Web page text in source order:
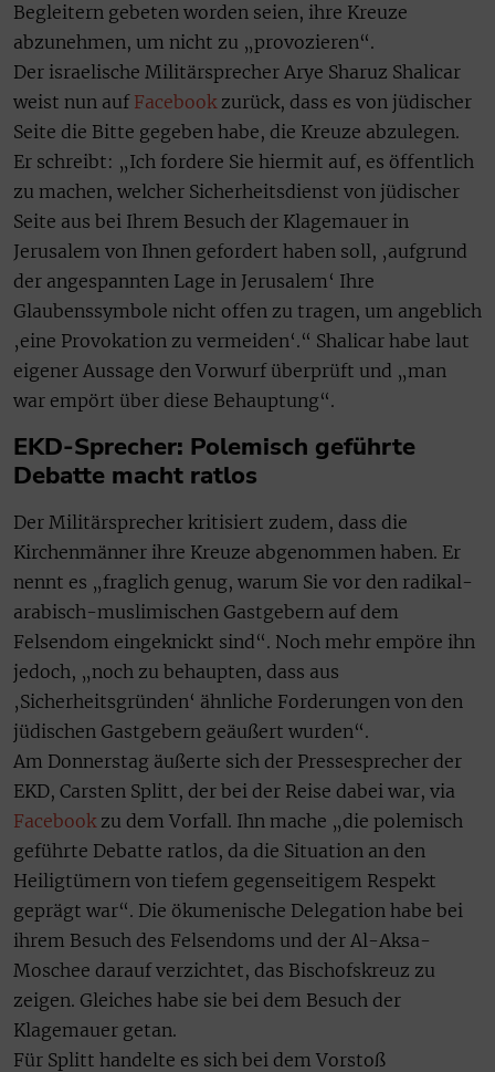
Begleitern gebeten worden seien, ihre Kreuze
abzunehmen, um nicht zu „provozieren“.
Der israelische Militärsprecher Arye Sharuz Shalicar
weist nun auf Facebookzurück, dass es von jüdischer
Seite die Bitte gegeben habe, die Kreuze abzulegen.
Er schreibt: „Ich fordere Sie hiermit auf, es öffentlich
zu machen, welcher Sicherheitsdienst von jüdischer
Seite aus bei Ihrem Besuch der Klagemauer in
Jerusalem von Ihnen gefordert haben soll, ‚aufgrund
der angespannten Lage in Jerusalem‘ Ihre
Glaubenssymbole nicht offen zu tragen, um angeblich
‚eine Provokation zu vermeiden‘.“ Shalicar habe laut
eigener Aussage den Vorwurf überprüft und „man
war empört über diese Behauptung“.
EKD-Sprecher: Polemisch geführte
Debatte macht ratlos
Der Militärsprecher kritisiert zudem, dass die
Kirchenmänner ihre Kreuze abgenommen haben. Er
nennt es „fraglich genug, warum Sie vor den radikal-
arabisch-muslimischen Gastgebern auf dem
Felsendom eingeknickt sind“. Noch mehr empöre ihn
jedoch, „noch zu behaupten, dass aus
‚Sicherheitsgründen‘ ähnliche Forderungen von den
jüdischen Gastgebern geäußert wurden“.
Am Donnerstag äußerte sich der Pressesprecher der
EKD, Carsten Splitt, der bei der Reise dabei war, via
Facebook zu dem Vorfall. Ihn mache „die polemisch
geführte Debatte ratlos, da die Situation an den
Heiligtümern von tiefem gegenseitigem Respekt
geprägt war“. Die ökumenische Delegation habe bei
ihrem Besuch des Felsendoms und der Al-Aksa-
Moschee darauf verzichtet, das Bischofskreuz zu
zeigen. Gleiches habe sie bei dem Besuch der
Klagemauer getan.
Für Splitt handelte es sich bei dem Vorstoß